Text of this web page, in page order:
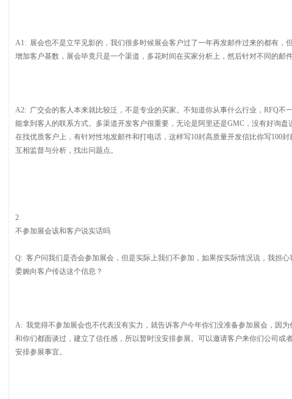
A1: 展会也不是立竿见影的，我们很多时候展会客户过了一年再发邮件过来的都有，
增加客户基数，展会毕竟只是一个渠道，多花时间在买家分析上，然后针对不同的邮件
A2: 广交会的客人本来就比较泛，不是专业的买家。不知道你从事什么行业，RFQ不
能拿到客人的联系方式。多渠道开发客户很重要，无论是阿里还是GMC，没有好询
在找优质客户上，有针对性地发邮件和打电话，这样写10封高质量开发信比你写100
互相监督与分析，找出问题点。
2
不参加展会该和客户说实话吗
Q: 客户问我们是否会参加展会，但是实际上我们不参加，如果按实际情况说，我担
委婉向客户传达这个信息？
A: 我觉得不参加展会也不代表没有实力，就告诉客户今年你们没准备参加展会，因为
和你们都面谈过，建立了信任感，所以暂时没安排参展。可以邀请客户来你们公司或
安排参展事宜。